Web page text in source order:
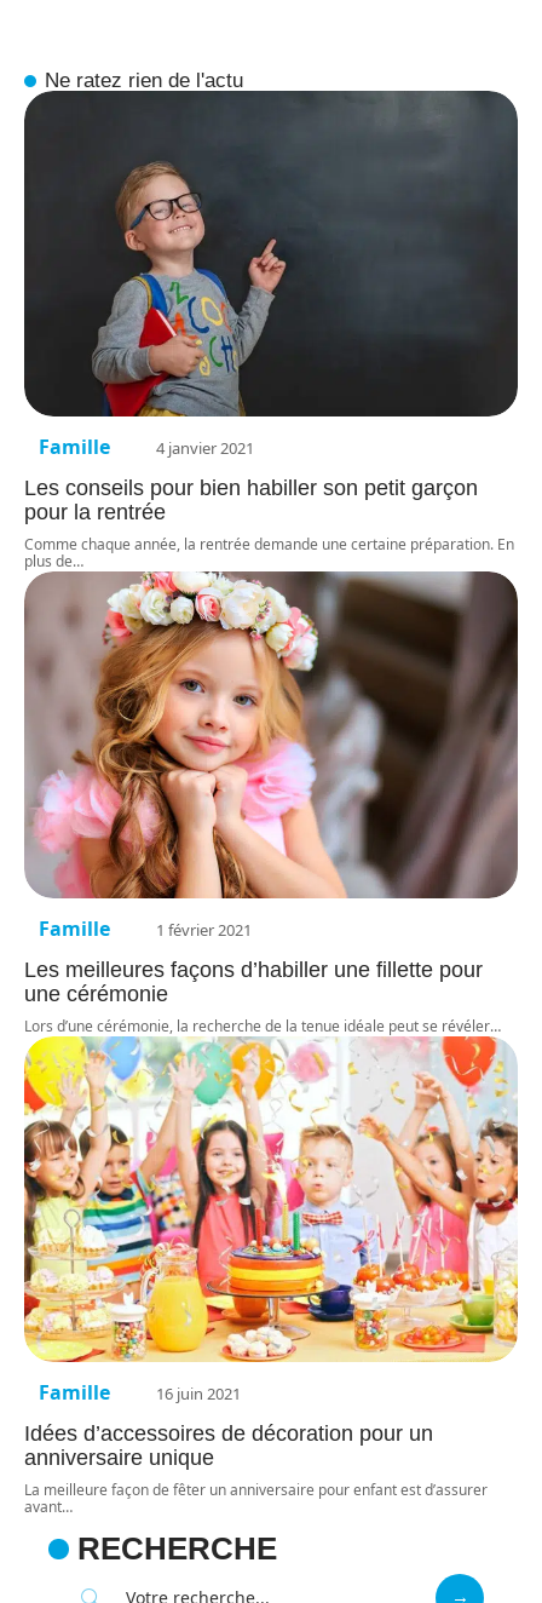
Ne ratez rien de l'actu
Famille 4 janvier 2021
Les conseils pour bien habiller son petit garçon
pour la rentrée
Comme chaque année, la rentrée demande une certaine préparation. En
plus de…
Famille 1 février 2021
Les meilleures façons d’habiller une fillette pour
une cérémonie
Lors d’une cérémonie, la recherche de la tenue idéale peut se révéler…
Famille 16 juin 2021
Idées d’accessoires de décoration pour un
anniversaire unique
La meilleure façon de fêter un anniversaire pour enfant est d’assurer
avant…
RECHERCHE